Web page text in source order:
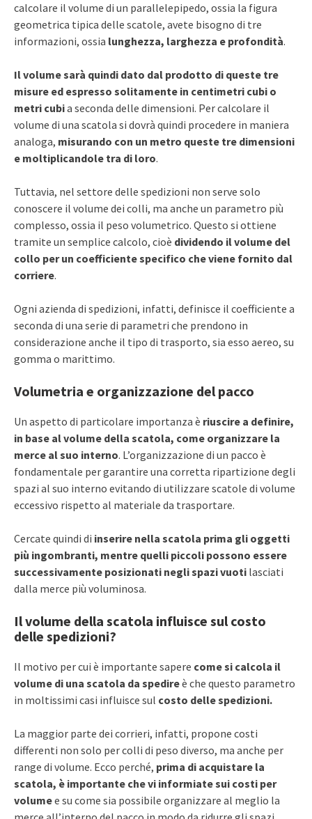
calcolare il volume di un parallelepipedo, ossia la figura
geometrica tipica delle scatole, avete bisogno di tre
informazioni, ossia lunghezza, larghezza e profondità.
Il volume sarà quindi dato dal prodotto di queste tre
misure ed espresso solitamente in centimetri cubi o
metri cubia seconda delle dimensioni. Per calcolare il
volume di una scatola si dovrà quindi procedere in maniera
analoga, misurando con un metro queste tre dimensioni
e moltiplicandole tra di loro.
Tuttavia, nel settore delle spedizioni non serve solo
conoscere il volume dei colli, ma anche un parametro più
complesso, ossia il peso volumetrico. Questo si ottiene
tramite un semplice calcolo, cioè dividendo il volume del
collo per un coefficiente specifico che viene fornito dal
corriere.
Ogni azienda di spedizioni, infatti, definisce il coefficiente a
seconda di una serie di parametri che prendono in
considerazione anche il tipo di trasporto, sia esso aereo, su
gomma o marittimo.
Volumetria e organizzazione del pacco
Un aspetto di particolare importanza è riuscire a definire,
in base al volume della scatola, come organizzare la
merce al suo interno. L’organizzazione di un pacco è
fondamentale per garantire una corretta ripartizione degli
spazi al suo interno evitando di utilizzare scatole di volume
eccessivo rispetto al materiale da trasportare.
Cercate quindi di inserire nella scatola prima gli oggetti
più ingombranti, mentre quelli piccoli possono essere
successivamente posizionati negli spazi vuoti lasciati
dalla merce più voluminosa.
Il volume della scatola influisce sul costo
delle spedizioni?
Il motivo per cui è importante sapere come si calcola il
volume di una scatola da spedireè che questo parametro
in moltissimi casi influisce sul costo delle spedizioni.
La maggior parte dei corrieri, infatti, propone costi
differenti non solo per colli di peso diverso, ma anche per
range di volume. Ecco perché, prima di acquistare la
scatola, è importante che vi informiate sui costi per
volumee su come sia possibile organizzare al meglio la